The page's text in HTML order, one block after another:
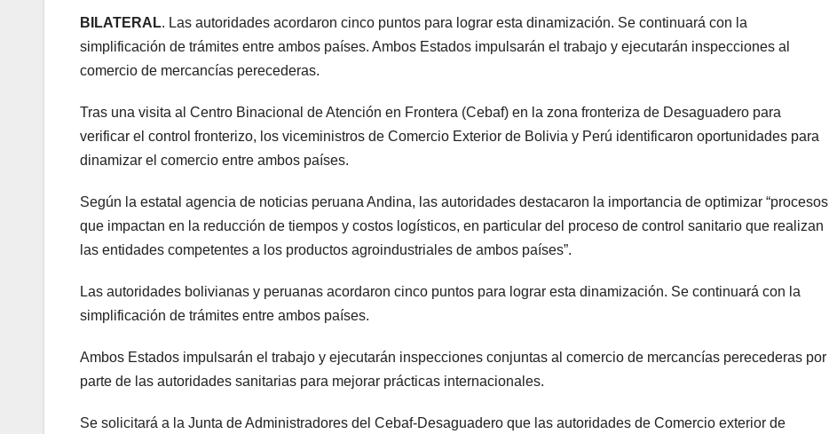
BILATERAL. Las autoridades acordaron cinco puntos para lograr esta dinamización. Se continuará con la
simplificación de trámites entre ambos países. Ambos Estados impulsarán el trabajo y ejecutarán inspecciones al
comercio de mercancías perecederas.
Tras una visita al Centro Binacional de Atención en Frontera (Cebaf) en la zona fronteriza de Desaguadero para
verificar el control fronterizo, los viceministros de Comercio Exterior de Bolivia y Perú identificaron oportunidades para
dinamizar el comercio entre ambos países.
Según la estatal agencia de noticias peruana Andina, las autoridades destacaron la importancia de optimizar “procesos
que impactan en la reducción de tiempos y costos logísticos, en particular del proceso de control sanitario que realizan
las entidades competentes a los productos agroindustriales de ambos países”.
Las autoridades bolivianas y peruanas acordaron cinco puntos para lograr esta dinamización. Se continuará con la
simplificación de trámites entre ambos países.
Ambos Estados impulsarán el trabajo y ejecutarán inspecciones conjuntas al comercio de mercancías perecederas por
parte de las autoridades sanitarias para mejorar prácticas internacionales.
Se solicitará a la Junta de Administradores del Cebaf-Desaguadero que las autoridades de Comercio exterior de